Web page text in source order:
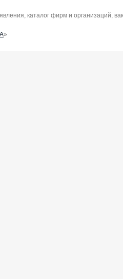
каталог фирм и организаций,
»